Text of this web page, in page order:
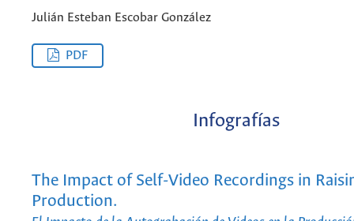
Julián Esteban Escobar González
PDF
Infografías
The Impact of Self-Video Recordings in
Production.